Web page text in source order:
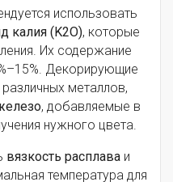
использовать
калия (K2O), которые
Их содержание
Декорирующие
металлов,
, добавляемые в
нужного цвета.
вязкость расплава и
температура для